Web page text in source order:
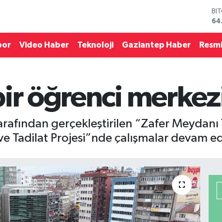
Video Haber Teknoloji Gaziantep Haber
öğrenci
gerçekleştirilen “Zafer
Tadilat Projesi”nde çalışmalar devam